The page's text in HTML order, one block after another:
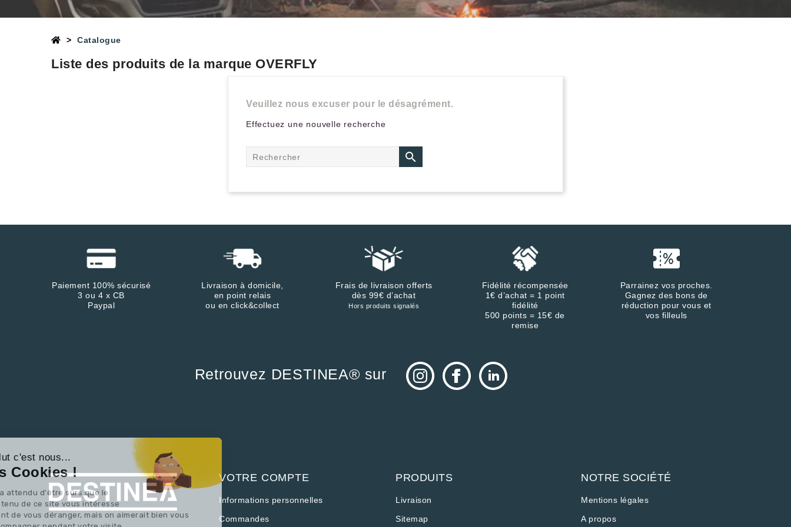
Salut c'est nous...
les Cookies !
On a attendu d'être sûrs que le
contenu de ce site vous intéresse
avant de vous déranger, mais on aimerait bien vous
Catalogue
Liste des produits de la marque OVERFLY
Veuillez nous excuser pour le désagrément.
Effectuez une nouvelle recherche

Paiement 100% sécurisé
3 ou 4 x CB
Paypal
Livraison à domicile,
en point relais
ou en click&collect
Frais de livraison offerts
dès 99€ d’achat
Hors produits signalés
Fidélité récompensée
1€ d’achat = 1 point
fidélité
500 points = 15€ de
remise
Parrainez vos proches.
Gagnez des bons de
réduction pour vous et
vos filleuls
Retrouvez DESTINEA® sur
VOTRE COMPTE
Informations personnelles
Commandes
PRODUITS
Livraison
Sitemap
NOTRE SOCIÉTÉ
Mentions légales
A propos